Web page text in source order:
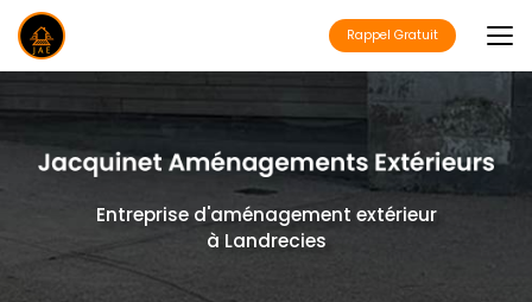
Aller
au
contenu
principal
Rappel Gratuit
Entreprise d'aménagement extérieur
à Landrecies